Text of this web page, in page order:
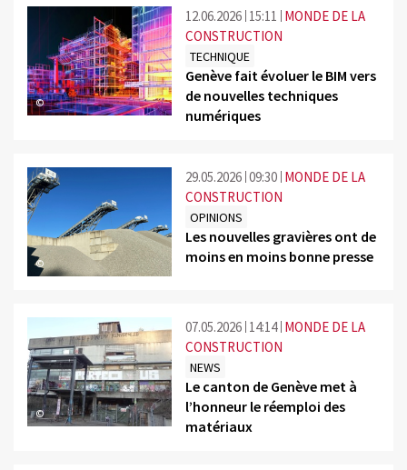
©
12.06.2026 15:11
MONDE DE LA
CONSTRUCTION
TECHNIQUE
Genève fait évoluer le BIM vers
de nouvelles techniques
numériques
©
29.05.2026 09:30 MONDE DE LA
CONSTRUCTION
OPINIONS
Les nouvelles gravières ont de
moins en moins bonne presse
©
07.05.2026 14:14 MONDE DE LA
CONSTRUCTION
NEWS
Le canton de Genève met à
l’honneur le réemploi des
matériaux